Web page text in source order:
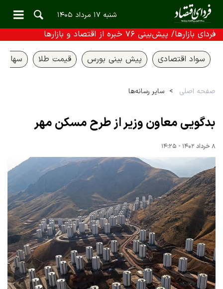
شنبه ۱۷ مرداد ۱۴۰۵
فردای بازارها/ پیش‌بینی ۷۶ خبره از اقتصاد و بازارها
سواد اقتصادی پیش بینی بورس قیمت طلا سهام
صفحه اصلی سایر رسانه‌ها
بدگویی معاون وزیر از طرح مسکن مهر
۸ خرداد ۱۴۰۲ - ۱۴:۲۵